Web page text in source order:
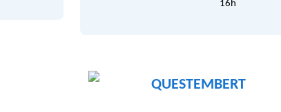
16h
QUESTEMBERT